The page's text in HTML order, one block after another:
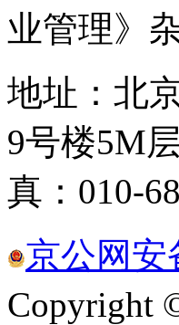
业管理》
地址：北
9号楼5M
真：010-
京公网安
Copyright